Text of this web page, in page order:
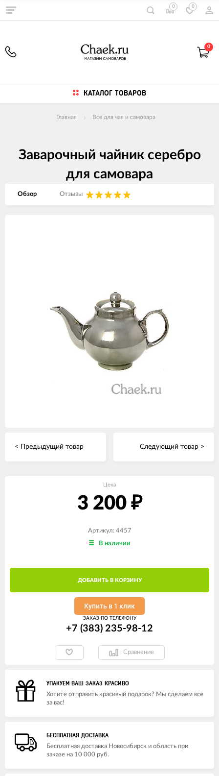
0 0
0
КАТАЛОГ ТОВАРОВ
Главная Все для чая и самовара
Заварочный чайник серебро
для самовара
Обзор Отзывы
< Предыдущий товар Следующий товар >
Цена
3 200 ₽
Артикул: 4457
В наличии
ДОБАВИТЬ В КОРЗИНУ
Купить в 1 клик
ЗАКАЗ ПО ТЕЛЕФОНУ
+7 (383) 235-98-12
Сравнение
УПАКУЕМ ВАШ ЗАКАЗ КРАСИВО
Хотите отправить красивый подарок? Мы сделаем все
за вас!
БЕСПЛАТНАЯ ДОСТАВКА
Бесплатная доставка Новосибирск и область при
заказе на 10 000 руб.